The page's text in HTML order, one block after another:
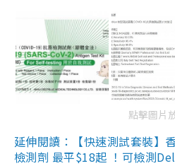
點擊圖片
延伸閱讀：【快速測試套裝】
檢測劑 最平$18起 ！可檢測